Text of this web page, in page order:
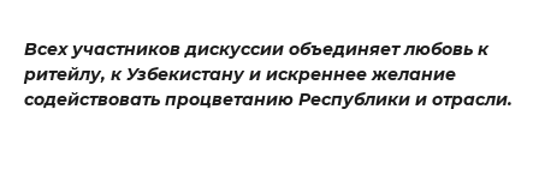
Всех участников дискуссии объединяет любовь к
ритейлу, к Узбекистану и искреннее желание
содействовать процветанию Республики и отрасли.